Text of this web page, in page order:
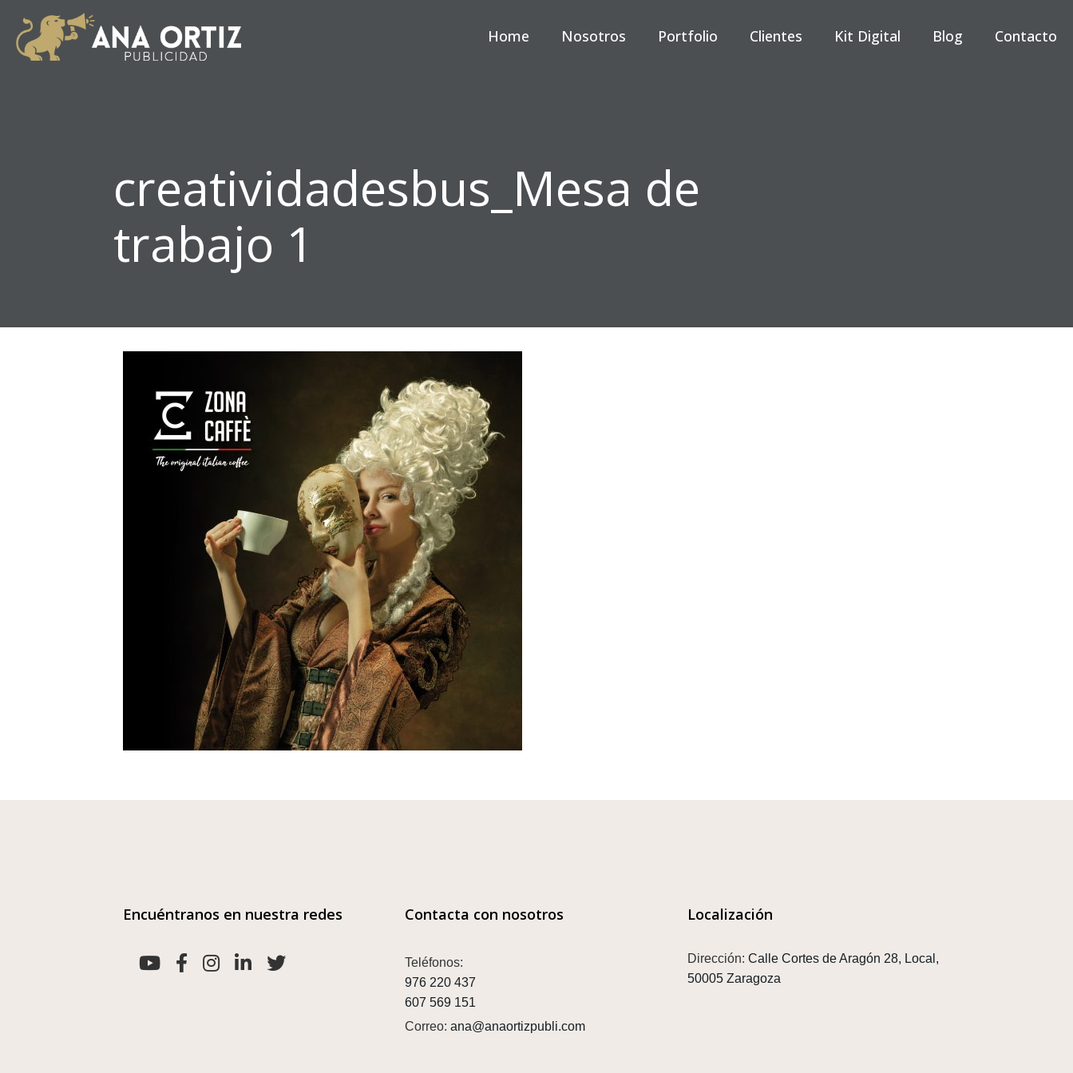
Home Nosotros Portfolio Clientes Kit Digital Blog Contacto
creatividadesbus_Mesa de
trabajo 1
Encuéntranos en nuestra redes Contacta con nosotros
Teléfonos:
976 220 437
607 569 151
Correo:ana@anaortizpubli.com
Localización
Dirección: Calle Cortes de Aragón 28, Local,
50005 Zaragoza